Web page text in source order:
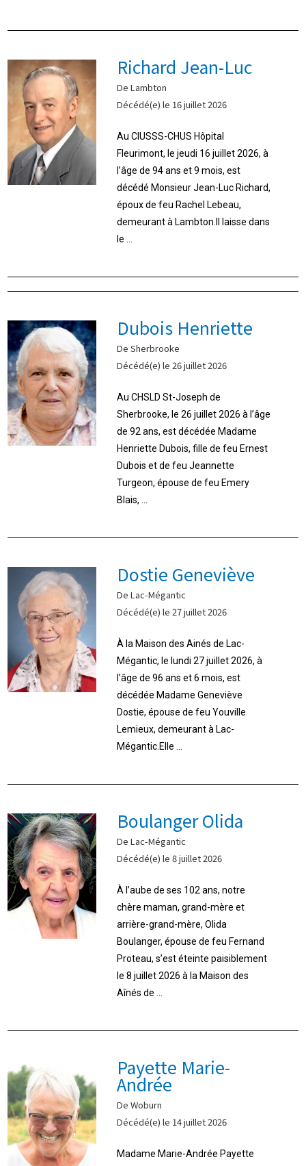
Richard Jean-Luc
De Lambton
Décédé(e) le 16 juillet 2026
Au CIUSSS-CHUS Hôpital
Fleurimont, le jeudi 16 juillet 2026, à
l’âge de 94 ans et 9 mois, est
décédé Monsieur Jean-Luc Richard,
époux de feu Rachel Lebeau,
demeurant à Lambton.Il laisse dans
le ...
Dubois Henriette
De Sherbrooke
Décédé(e) le 26 juillet 2026
Au CHSLD St-Joseph de
Sherbrooke, le 26 juillet 2026 à l’âge
de 92 ans, est décédée Madame
Henriette Dubois, fille de feu Ernest
Dubois et de feu Jeannette
Turgeon, épouse de feu Emery
Blais, ...
Dostie Geneviève
De Lac-Mégantic
Décédé(e) le 27 juillet 2026
À la Maison des Ainés de Lac-
Mégantic, le lundi 27 juillet 2026, à
l’âge de 96 ans et 6 mois, est
décédée Madame Geneviève
Dostie, épouse de feu Youville
Lemieux, demeurant à Lac-
Mégantic.Elle ...
Boulanger Olida
De Lac-Mégantic
Décédé(e) le 8 juillet 2026
À l’aube de ses 102 ans, notre
chère maman, grand-mère et
arrière-grand-mère, Olida
Boulanger, épouse de feu Fernand
Proteau, s’est éteinte paisiblement
le 8 juillet 2026 à la Maison des
Aînés de ...
Payette Marie-
Andrée
De Woburn
Décédé(e) le 14 juillet 2026
Madame Marie-Andrée Payette